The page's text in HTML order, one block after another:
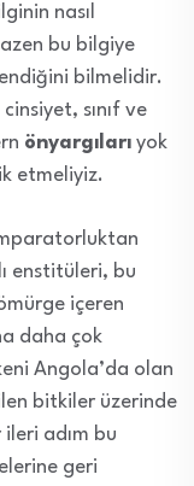
nasıl
bu bilgiye
bilmelidir.
sınıf ve
önyargıları yok
etmeliyiz.
enstitüleri, bu
içeren
daha çok
Angola’da olan
bitkiler üzerinde
adım bu
geri